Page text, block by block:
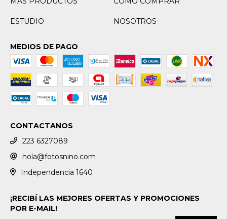
ESTUDIO NOSOTROS
MEDIOS DE PAGO
CONTACTANOS
223 6327089
hola@fotosnino.com
Independencia 1640
¡RECIBÍ LAS MEJORES OFERTAS Y PROMOCIONES
POR E-MAIL!